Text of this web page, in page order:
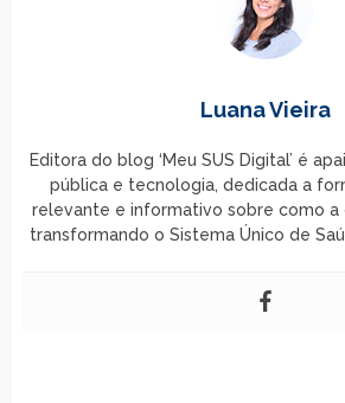
Luana Vieira
Editora do blog ‘Meu SUS Digital’ é
pública e tecnologia, dedicada a
relevante e informativo sobre como a
transformando o Sistema Único de